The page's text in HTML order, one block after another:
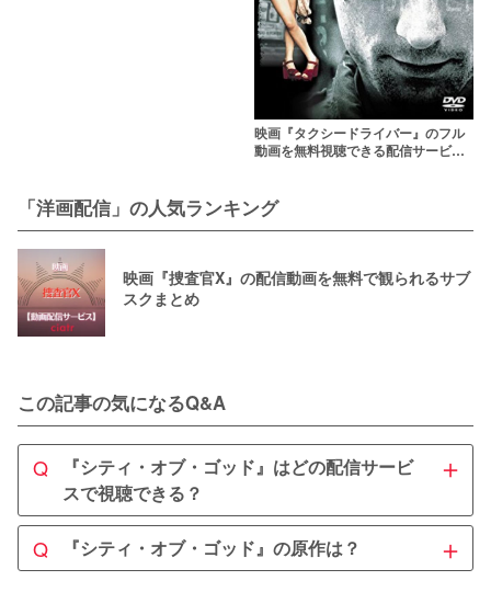
映画『タクシードライバー』のフル
動画を無料視聴できる配信サービス
「洋画配信」の人気ランキング
映画『捜査官X』の配信動画を無料で観られるサブ
スクまとめ
この記事の気になるQ&A
Q
『シティ・オブ・ゴッド』はどの配信サービ
スで視聴できる？
＋
A
『シティ・オブ・ゴッド』は U-NEXTで見放題配信中で
す。U-NEXTの31日間無料トライアルを利用して、『シテ
Q 『シティ・オブ・ゴッド』の原作は？ ＋